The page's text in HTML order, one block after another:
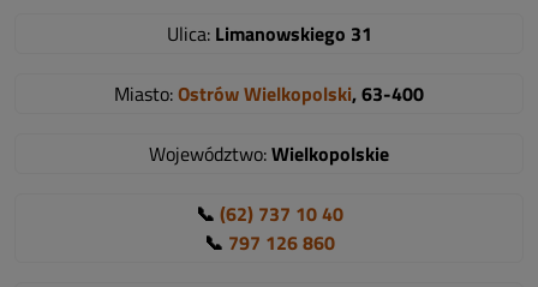
Ulica: Limanowskiego 31
Miasto:Ostrów Wielkopolski, 63-400
Województwo:Wielkopolskie
📞 (62) 737 10 40
📞 797 126 860